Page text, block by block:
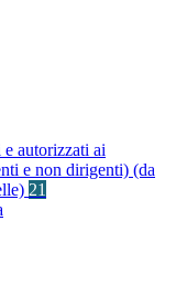
autorizzati ai
e non dirigenti) (da
21